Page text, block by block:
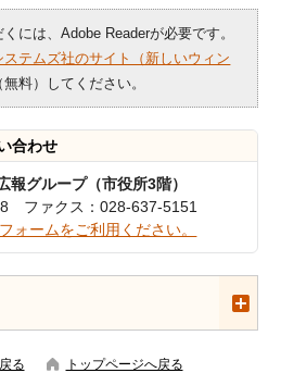
には、Adobe Readerが必要です。
ステムズ社のサイト（新しいウィン
料）してください。
合わせ
報グループ（市役所3階）
ファクス：028-637-5151
ォームをご利用ください。
る トップページへ戻る